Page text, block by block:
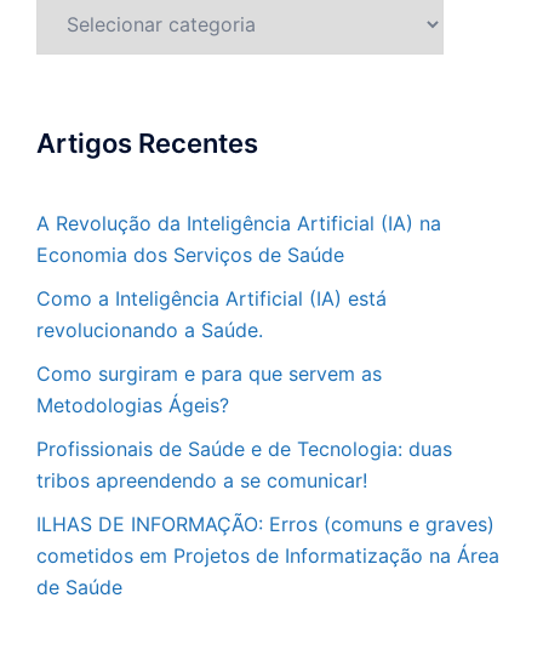
Artigos Recentes
A Revolução da Inteligência Artificial (IA) na
Economia dos Serviços de Saúde
Como a Inteligência Artificial (IA) está
revolucionando a Saúde.
Como surgiram e para que servem as
Metodologias Ágeis?
Profissionais de Saúde e de Tecnologia: duas
tribos apreendendo a se comunicar!
ILHAS DE INFORMAÇÃO: Erros (comuns e graves)
cometidos em Projetos de Informatização na Área
de Saúde